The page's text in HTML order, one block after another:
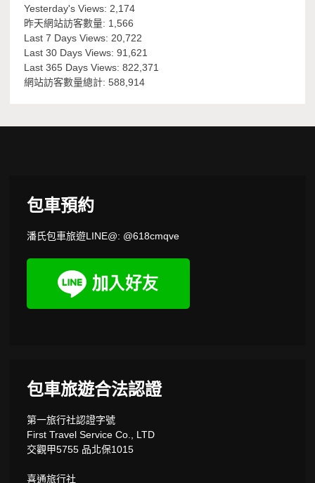
Yesterday's Views: 2,174
昨天網站訪客數量: 1,566
Last 7 Days Views: 20,722
Last 30 Days Views:91,621
Last 365 Days Views:822,371
網站訪客數量總計:588,914
包車預約
潘氏包車旅遊LINE@: @618cmqve
包車旅遊合法認證
第一旅行社認證字號
First Travel Service Co., LTD
交觀甲5755 品北保1015
喜通旅行社